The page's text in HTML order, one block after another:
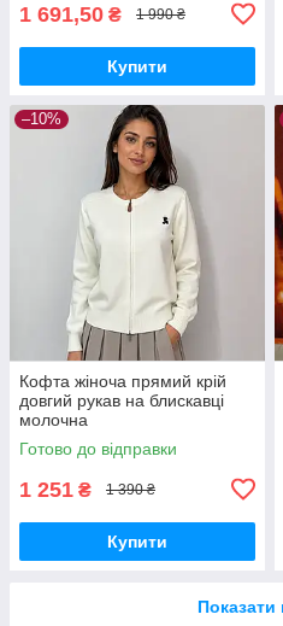
1 691,50 ₴ 1 990 ₴
Купити
–10%
Кофта жіноча прямий крій
довгий рукав на блискавці
молочна
Готово до відправки
1 251 ₴ 1 390 ₴
Купити
Показати